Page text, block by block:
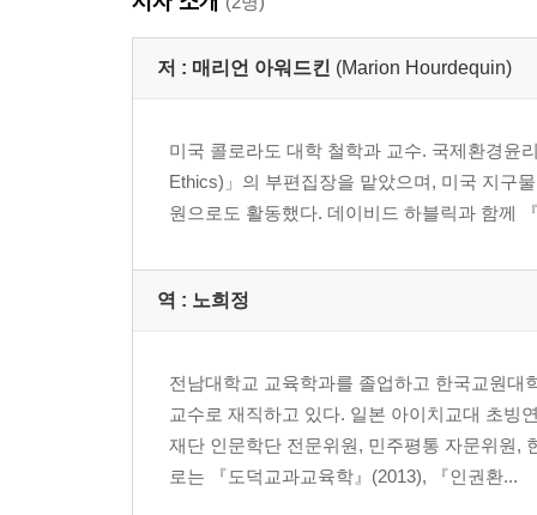
덕 윤리와 환경
맺음말
들어가는 말: 내재적 가치와 도덕적 지위
가치와 환경: 감각중심주의, 생물중심주의, 그리고
내재적 가치를 넘어서? 윤리에 대한 관계적 접근
4장 환경 문제의 사회적 차원
에코페미니즘
환경 정의
맺음말
저 : 매리언 아워드킨 (Marion Hourdequin)
미국 콜로라도 대학 철학과 교수. 국제환경윤
Ethics)」의 부편집장을 맡았으며, 미국 지구
원으로도 활동했다. 데이비드 하블릭과 함께
역 : 노희정
전남대학교 교육학과를 졸업하고 한국교원
교수로 재직하고 있다. 일본 아이치교대 초빙
재단 인문학단 전문위원, 민주평통 자문위원,
로는 『도덕교과교육학』(2013), 『인권환...